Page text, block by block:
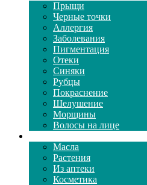
Прыщи
Черные точки
Аллергия
Заболевания
Пигментация
Отеки
Синяки
Рубцы
Покраснение
Шелушение
Морщины
Волосы на лице
Масла
Растения
Из аптеки
Косметика